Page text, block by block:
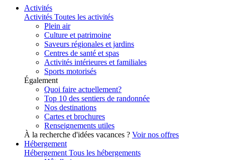
Activités
Activités Toutes les activités
Plein air
Culture et patrimoine
Saveurs régionales et jardins
Centres de santé et spas
Activités intérieures et familiales
Sports motorisés
Également
Quoi faire actuellement?
Top 10 des sentiers de randonnée
Nos destinations
Cartes et brochures
Renseignements utiles
À la recherche d'idées vacances ? Voir nos offres
Hébergement
Hébergement Tous les hébergements